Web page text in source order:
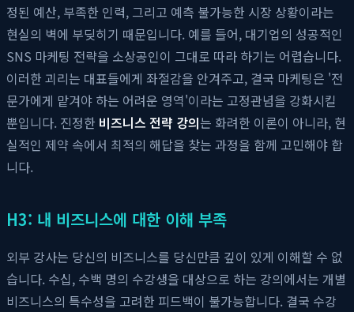
정된 예산, 부족한 인력, 그리고 예측 불가능한 시장 상황이라는
현실의 벽에 부딪히기 때문입니다. 예를 들어, 대기업의 성공적인
SNS 마케팅 전략을 소상공인이 그대로 따라 하기는 어렵습니다.
이러한 괴리는 대표들에게 좌절감을 안겨주고, 결국 마케팅은 '전
문가에게 맡겨야 하는 어려운 영역'이라는 고정관념을 강화시킬
뿐입니다. 진정한 비즈니스 전략 강의는 화려한 이론이 아니라, 현
실적인 제약 속에서 최적의 해답을 찾는 과정을 함께 고민해야 합
니다.
H3: 내 비즈니스에 대한 이해 부족
외부 강사는 당신의 비즈니스를 당신만큼 깊이 있게 이해할 수 없
습니다. 수십, 수백 명의 수강생을 대상으로 하는 강의에서는 개별
비즈니스의 특수성을 고려한 피드백이 불가능합니다. 결국 수강